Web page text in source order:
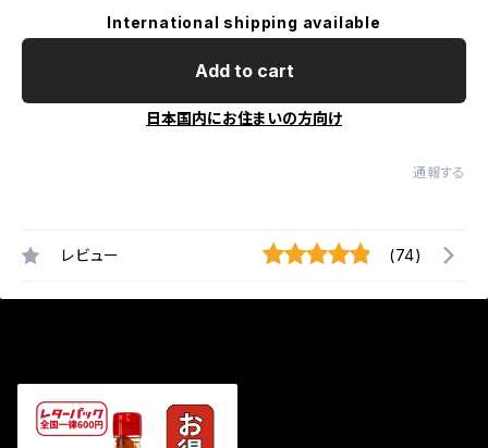
International shipping available
Add to cart
日本国内にお住まいの方向け
通報する
レビュー (74)